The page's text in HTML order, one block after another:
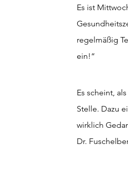
Es ist
regelmäßig
ein!“
Es scheint,
Stelle. Dazu
wirklich
Dr.